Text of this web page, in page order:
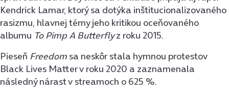
Kendrick Lamar, ktorý sa dotýka inštitucionalizovaného
rasizmu, hlavnej témy jeho kritikou oceňovaného
albumu To Pimp A Butterflyz roku 2015.
Pieseň Freedom sa neskôr stala hymnou protestov
Black Lives Matter v roku 2020 a zaznamenala
následný nárast v streamoch o 625 %.